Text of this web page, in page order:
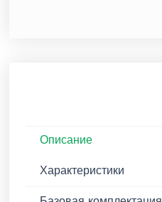
Описание
Характеристики